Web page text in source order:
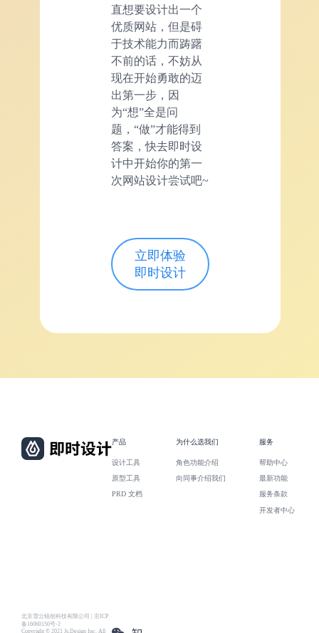
直想要设计出一个
优质网站，但是碍
于技术能力而踌躇
不前的话，不妨从
现在开始勇敢的迈
出第一步，因
为“想”全是问
题，“做”才能得到
答案，快去即时设
计中开始你的第一
次网站设计尝试吧~
立即体验
即时设计
北京雪云锐创科技有限公司 | 京ICP
备16060150号-2
Copyright © 2021 Js.Design Inc. All
产品
设计工具
原型工具
PRD 文档
为什么选我们
角色功能介绍
向同事介绍我们
服务
帮助中心
最新功能
服务条款
开发者中心